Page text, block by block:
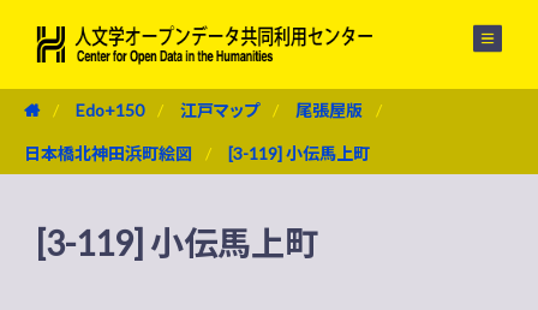
Edo+150 江戸マップ 尾張屋版
日本橋北神田浜町絵図 [3-119] 小伝馬上町
[3-119] 小伝馬上町